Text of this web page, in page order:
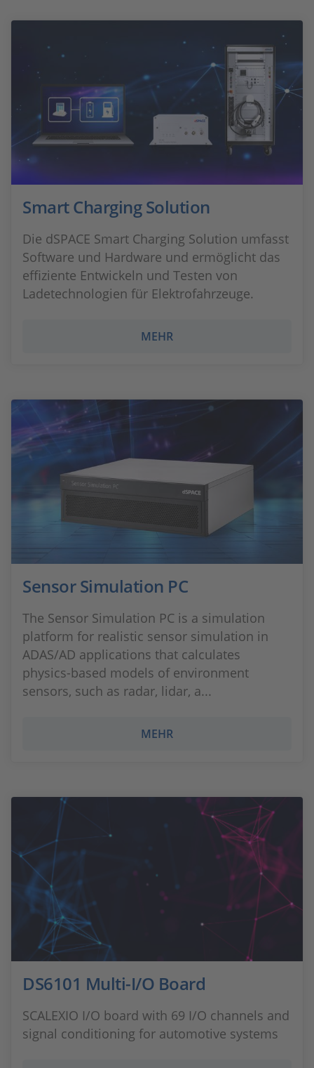
Smart Charging Solution
Die dSPACE Smart Charging Solution umfasst
Software und Hardware und ermöglicht das
effiziente Entwickeln und Testen von
Ladetechnologien für Elektrofahrzeuge.
MEHR
Sensor Simulation PC
The Sensor Simulation PC is a simulation
platform for realistic sensor simulation in
ADAS/AD applications that calculates
physics-based models of environment
sensors, such as radar, lidar, a...
MEHR
DS6101 Multi-I/O Board
SCALEXIO I/O board with 69 I/O channels and
signal conditioning for automotive systems